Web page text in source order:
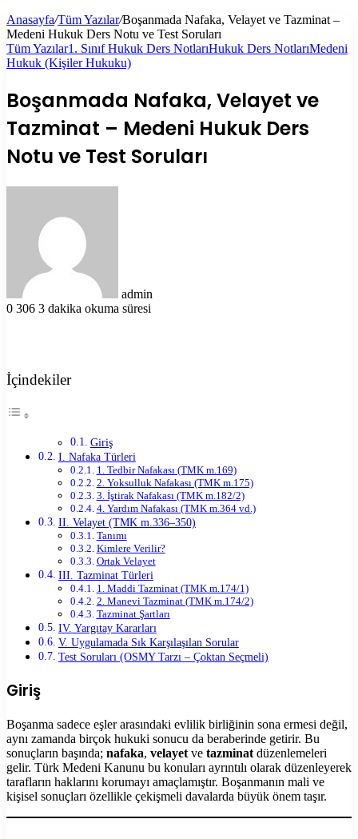
Anasayfa/Tüm Yazılar/Boşanmada Nafaka, Velayet ve Tazminat –
Medeni Hukuk Ders Notu ve Test Soruları
Tüm Yazılar1. Sınıf Hukuk Ders NotlarıHukuk Ders NotlarıMedeni
Hukuk (Kişiler Hukuku)
Boşanmada Nafaka, Velayet ve
Tazminat – Medeni Hukuk Ders
Notu ve Test Soruları
admin
0 306 3 dakika okuma süresi
İçindekiler
Giriş
I. Nafaka Türleri
1. Tedbir Nafakası (TMK m.169)
2. Yoksulluk Nafakası (TMK m.175)
3. İştirak Nafakası (TMK m.182/2)
4. Yardım Nafakası (TMK m.364 vd.)
II. Velayet (TMK m.336–350)
Tanımı
Kimlere Verilir?
Ortak Velayet
III. Tazminat Türleri
1. Maddi Tazminat (TMK m.174/1)
2. Manevi Tazminat (TMK m.174/2)
Tazminat Şartları
IV. Yargıtay Kararları
V. Uygulamada Sık Karşılaşılan Sorular
Test Soruları (OSMY Tarzı – Çoktan Seçmeli)
Giriş
Boşanma sadece eşler arasındaki evlilik birliğinin sona ermesi değil,
aynı zamanda birçok hukuki sonucu da beraberinde getirir. Bu
sonuçların başında; nafaka, velayet ve tazminat düzenlemeleri
gelir. Türk Medeni Kanunu bu konuları ayrıntılı olarak düzenleyerek
tarafların haklarını korumayı amaçlamıştır. Boşanmanın mali ve
kişisel sonuçları özellikle çekişmeli davalarda büyük önem taşır.